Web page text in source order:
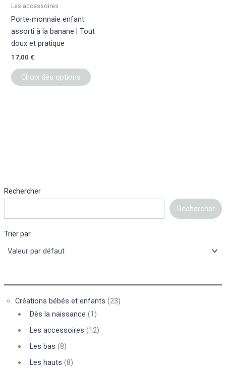
Rechercher
Rechercher
Trier par
Créations bébés et enfants (23)
Dès la naissance (1)
Les accessoires (12)
Les bas (8)
Les hauts (8)
Les accessoires
Porte-monnaie enfant
assorti à la banane | Tout
doux et pratique
17,00 €
Choix des options
produit